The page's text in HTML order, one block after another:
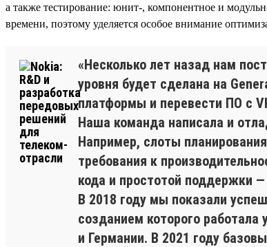
а также тестирование: юнит-, компонентное и
времени, поэтому уделяется особое внимание
«Несколько лет назад нам
уровня будет сделана на
платформы и перевести ПО с
Наша команда написала и
Например, слоты
требования к
кода и простотой поддержки
В 2018 году мы показали
созданием которого
и Германии. В 2021 году